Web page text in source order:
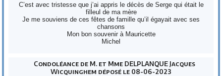
C’est avec tristesse que j’ai appris le décès de Serge qui était le
filleul de ma mère
Je me souviens de ces fêtes de famille qu’il égayait avec ses
chansons
Mon bon souvenir à Mauricette
Michel
Condoléance de M. et Mme DELPLANQUE Jacques
Wicquinghem déposé le 08-06-2023